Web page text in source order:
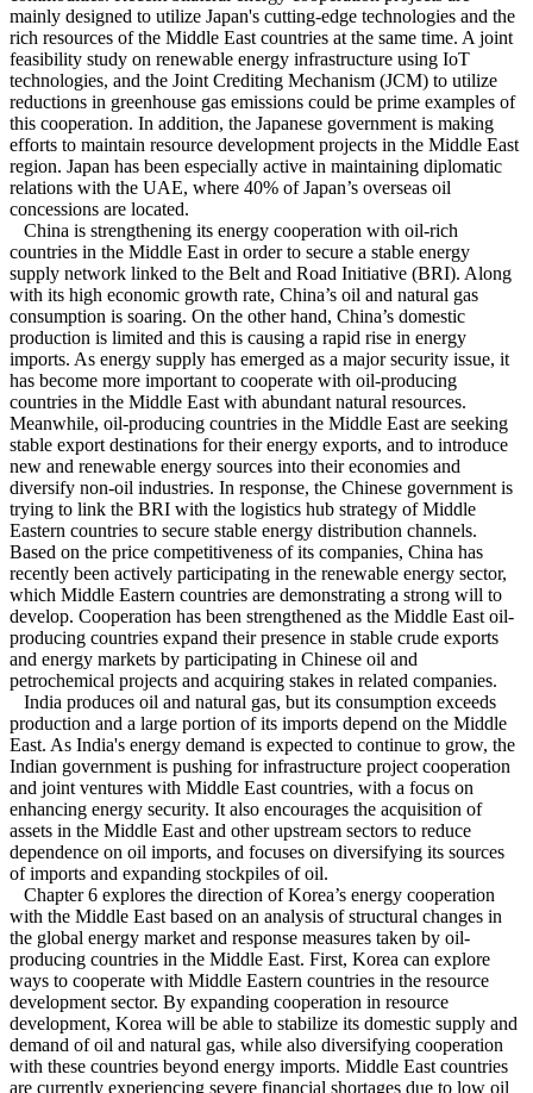
mainly designed to utilize Japan's cutting-edge technologies and the
rich resources of the Middle East countries at the same time. A joint
feasibility study on renewable energy infrastructure using IoT
technologies, and the Joint Crediting Mechanism (JCM) to utilize
reductions in greenhouse gas emissions could be prime examples of
this cooperation. In addition, the Japanese government is making
efforts to maintain resource development projects in the Middle East
region. Japan has been especially active in maintaining diplomatic
relations with the UAE, where 40% of Japan’s overseas oil
concessions are located.
China is strengthening its energy cooperation with oil-rich
countries in the Middle East in order to secure a stable energy
supply network linked to the Belt and Road Initiative (BRI). Along
with its high economic growth rate, China’s oil and natural gas
consumption is soaring. On the other hand, China’s domestic
production is limited and this is causing a rapid rise in energy
imports. As energy supply has emerged as a major security issue, it
has become more important to cooperate with oil-producing
countries in the Middle East with abundant natural resources.
Meanwhile, oil-producing countries in the Middle East are seeking
stable export destinations for their energy exports, and to introduce
new and renewable energy sources into their economies and
diversify non-oil industries. In response, the Chinese government is
trying to link the BRI with the logistics hub strategy of Middle
Eastern countries to secure stable energy distribution channels.
Based on the price competitiveness of its companies, China has
recently been actively participating in the renewable energy sector,
which Middle Eastern countries are demonstrating a strong will to
develop. Cooperation has been strengthened as the Middle East oil-
producing countries expand their presence in stable crude exports
and energy markets by participating in Chinese oil and
petrochemical projects and acquiring stakes in related companies.
India produces oil and natural gas, but its consumption exceeds
production and a large portion of its imports depend on the Middle
East. As India's energy demand is expected to continue to grow, the
Indian government is pushing for infrastructure project cooperation
and joint ventures with Middle East countries, with a focus on
enhancing energy security. It also encourages the acquisition of
assets in the Middle East and other upstream sectors to reduce
dependence on oil imports, and focuses on diversifying its sources
of imports and expanding stockpiles of oil.
Chapter 6 explores the direction of Korea’s energy cooperation
with the Middle East based on an analysis of structural changes in
the global energy market and response measures taken by oil-
producing countries in the Middle East. First, Korea can explore
ways to cooperate with Middle Eastern countries in the resource
development sector. By expanding cooperation in resource
development, Korea will be able to stabilize its domestic supply and
demand of oil and natural gas, while also diversifying cooperation
with these countries beyond energy imports. Middle East countries
are currently experiencing severe financial shortages due to low oil